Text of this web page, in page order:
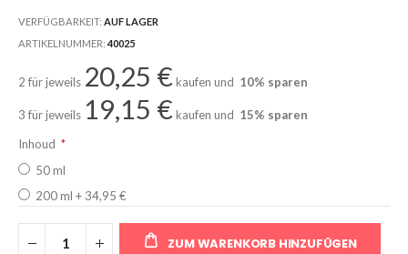
VERFÜGBARKEIT: AUF LAGER
ARTIKELNUMMER 40025
2 für jeweils 20,25 €kaufen und 10% sparen
3 für jeweils 19,15 €kaufen und 15% sparen
Inhoud
50 ml
200 ml+ 34,95 €
ZUM WARENKORB HINZUFÜGEN